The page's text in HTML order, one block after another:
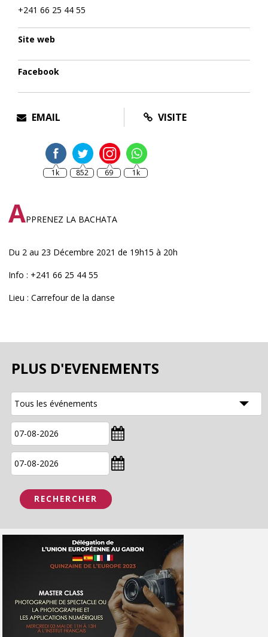
+241 66 25 44 55
Site web
Facebook
EMAIL VISITE
1k 852 69 1k
APPRENEZ LA BACHATA
Du 2 au 23 Décembre 2021 de 19h15 à 20h
Info : +241 66 25 44 55
Lieu : Carrefour de la danse
PLUS D'EVENEMENTS